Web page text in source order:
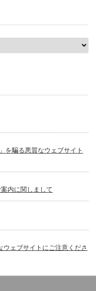
を騙る悪質なウェブサイト
内に関しまして
ェブサイトにご注意くださ